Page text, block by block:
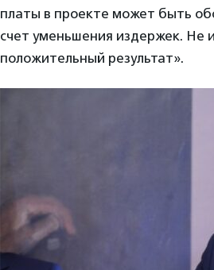
платы в проекте может быть
счет уменьшения издержек. Не
положительный результат».